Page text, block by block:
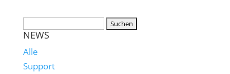
NEWS
Alle
Support